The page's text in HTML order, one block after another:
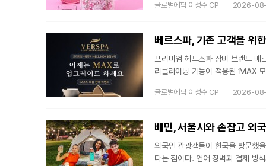
릭터로 유명한 일러스트레이터 웨
합에 있다. 웨지는 개인전과 다양
글로벌에픽 이성수 CP 2026-
베르스파, 기존 고객을 위
프리미엄 헤드스파 장비 브랜드
리클라이닝 기능이 적용된 ‘MAX
데이터, A/S 사례를 종합해 기존
이룬 시장 성장베르스파가 국내
글로벌에픽 이성수 CP 2026-
배민, 서울시와 손잡고 외
외국인 관광객들이 한국을 방문했
다는 점이다. 언어 장벽과 결제 방